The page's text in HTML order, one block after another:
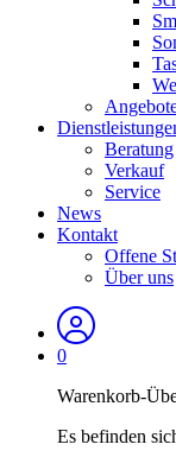
Beratung
Verkauf
Service
News
Kontakt
Offene
Über uns
0
Warenkorb-
Es befinden